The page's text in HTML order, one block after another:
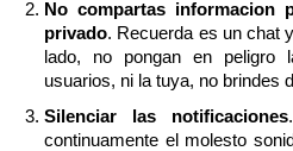
No compartas informacion
privado. Recuerda es un chat
lado, no pongan en peligro
usuarios, ni la tuya, no brindes
Silenciar las notificaciones
continuamente el molesto